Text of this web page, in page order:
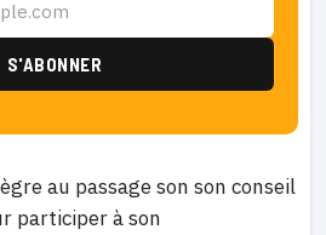
au passage son son conseil
participer à son